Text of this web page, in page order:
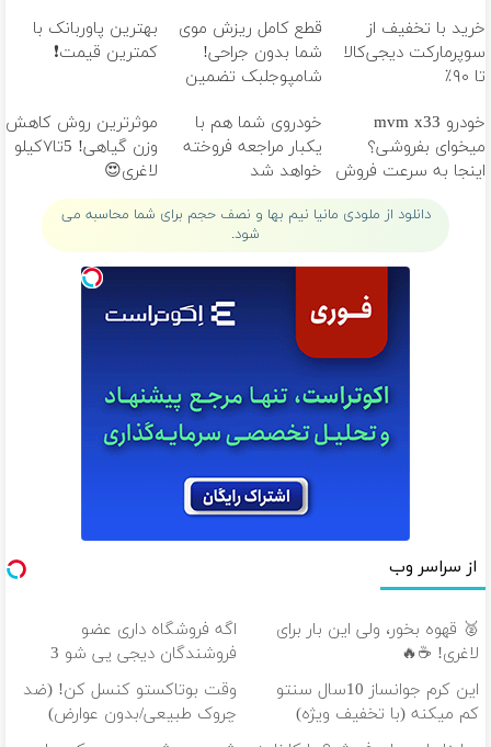
خرید با تخفیف از
سوپرمارکت دیجی‌کالا
تا ۹۰٪
قطع کامل ریزش موی
شما بدون جراحی!
شامپوجلبک تضمین
بهترین پاوربانک با
کمترین قیمت❗
خودرو mvm x33
میخوای بفروشی؟
اینجا به سرعت فروش
خودروی شما هم با
یکبار مراجعه فروخته
خواهد شد
موثرترین روش کاهش
وزن گیاهی! 5تا۷کیلو
لاغری😍
دانلود از ملودی مانیا نیم بها و نصف حجم برای شما محاسبه می
شود.
از سراسر وب
🥈 قهوه بخور، ولی این بار برای
لاغری! ☕🔥
اگه فروشگاه داری عضو
فروشندگان دیجی پی شو 3
میلیارد وام بگیر
این کرم جوانساز 10سال سنتو
کم میکنه (با تخفیف ویژه)
وقت بوتاکستو کنسل کن! (ضد
چروک طبیعی/بدون عوارض)